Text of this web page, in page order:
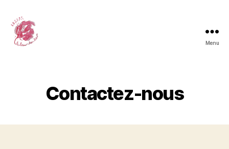
Menu
Contactez-nous